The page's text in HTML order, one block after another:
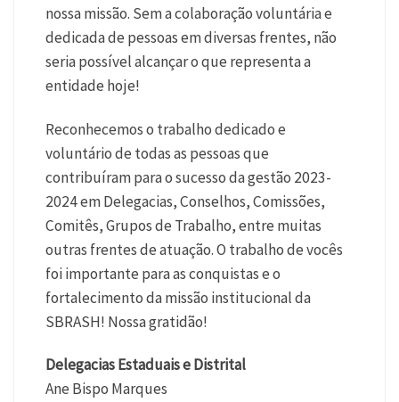
nossa missão. Sem a colaboração voluntária e
dedicada de pessoas em diversas frentes, não
seria possível alcançar o que representa a
entidade hoje!
Reconhecemos o trabalho dedicado e
voluntário de todas as pessoas que
contribuíram para o sucesso da gestão 2023-
2024 em Delegacias, Conselhos, Comissões,
Comitês, Grupos de Trabalho, entre muitas
outras frentes de atuação. O trabalho de vocês
foi importante para as conquistas e o
fortalecimento da missão institucional da
SBRASH! Nossa gratidão!
Delegacias Estaduais e Distrital
Ane Bispo Marques